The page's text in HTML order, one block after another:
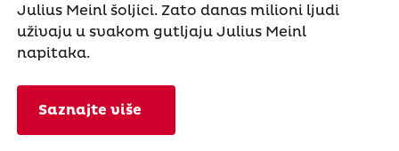
Julius Meinl šoljici. Zato danas milioni ljudi
uživaju u svakom gutljaju Julius Meinl
napitaka.
Saznajte više